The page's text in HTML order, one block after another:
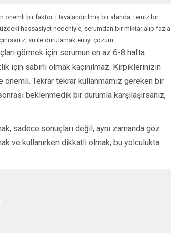
bir faktör. Havalandırılmış bir alanda, temiz bir
hassasiyet nedeniyle, serumdan bir miktar alıp fazla
su ile durulamak en iyi çözüm.
görmek için serumun en az 6-8 hafta
için sabırlı olmak kaçınılmaz. Kirpiklerinizin
önemli. Tekrar tekrar kullanmamız gereken bir
beklenmedik bir durumla karşılaşırsanız,
sadece sonuçları değil, aynı zamanda göz
ve kullanırken dikkatli olmak, bu yolculukta
Makro Besinler Nedir? Protein, Karbonhidrat ve
Rehberi